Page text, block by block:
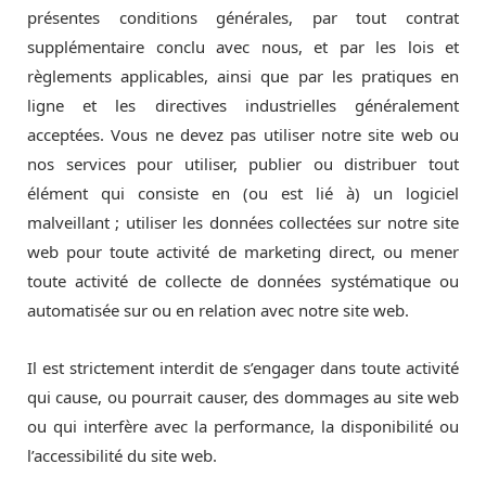
présentes conditions générales, par tout contrat
supplémentaire conclu avec nous, et par les lois et
règlements applicables, ainsi que par les pratiques en
ligne et les directives industrielles généralement
acceptées. Vous ne devez pas utiliser notre site web ou
nos services pour utiliser, publier ou distribuer tout
élément qui consiste en (ou est lié à) un logiciel
malveillant ; utiliser les données collectées sur notre site
web pour toute activité de marketing direct, ou mener
toute activité de collecte de données systématique ou
automatisée sur ou en relation avec notre site web.
Il est strictement interdit de s’engager dans toute activité
qui cause, ou pourrait causer, des dommages au site web
ou qui interfère avec la performance, la disponibilité ou
l’accessibilité du site web.